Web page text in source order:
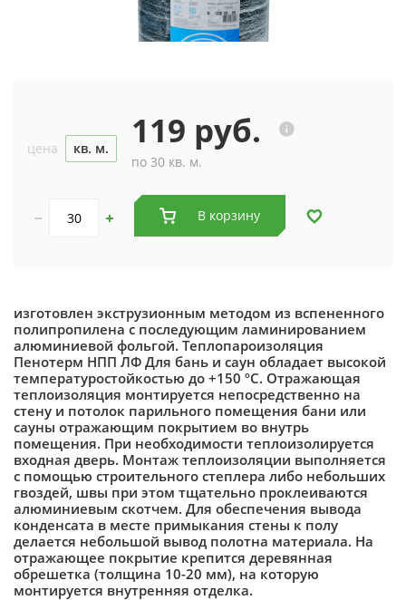
цена кв. м. 119 руб.
по 30 кв. м.
В корзину
изготовлен экструзионным методом из вспененного
полипропилена с последующим ламинированием
алюминиевой фольгой. Теплопароизоляция
Пенотерм НПП ЛФ Для бань и саун обладает высокой
температуростойкостью до +150 ºС. Отражающая
теплоизоляция монтируется непосредственно на
стену и потолок парильного помещения бани или
сауны отражающим покрытием во внутрь
помещения. При необходимости теплоизолируется
входная дверь. Монтаж теплоизоляции выполняется
с помощью строительного степлера либо небольших
гвоздей, швы при этом тщательно проклеиваются
алюминиевым скотчем. Для обеспечения вывода
конденсата в месте примыкания стены к полу
делается небольшой вывод полотна материала. На
отражающее покрытие крепится деревянная
обрешетка (толщина 10-20 мм), на которую
монтируется внутренняя отделка.